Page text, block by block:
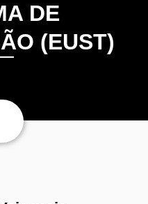
DE
(EUST)